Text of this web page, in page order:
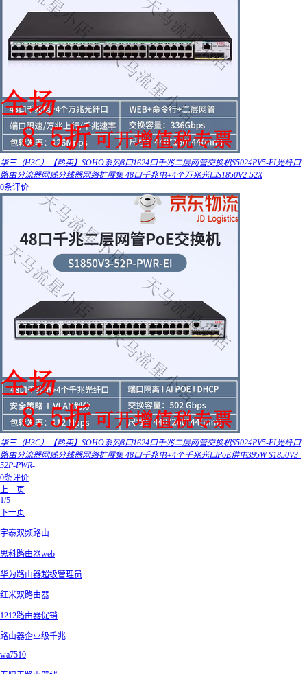
华三（H3C）【热卖】SOHO系列8口1624口千兆二层网管交换机S5024PV5-EI光纤口
路由分流器网线分线器网络扩展集 48口千兆电+4个万兆光口S1850V2-52X
0条评价
华三（H3C）【热卖】SOHO系列8口1624口千兆二层网管交换机S5024PV5-EI光纤口
路由分流器网线分线器网络扩展集 48口千兆电+4个千兆光口PoE供电395W S1850V3-
52P-PWR-
0条评价
上一页
1/5
下一页
宇泰双频路由
思科路由器web
华为路由器超级管理员
红米双路由器
1212路由器促销
路由器企业级千兆
wa7510